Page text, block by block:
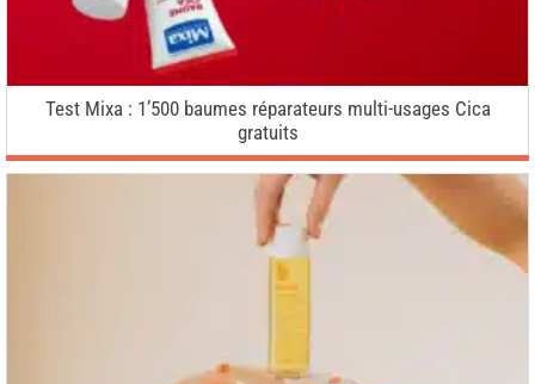
Test Mixa : 1’500 baumes réparateurs multi-usages Cica
gratuits